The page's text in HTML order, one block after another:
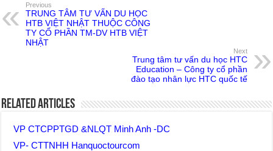
Previous
TRUNG TÂM TƯ VẤN DU HỌC
HTB VIỆT NHẬT THUỘC CÔNG
TY CỔ PHẦN TM-DV HTB VIỆT
NHẬT
Next
Trung tâm tư vấn du học HTC
Education – Công ty cổ phần
đào tạo nhân lực HTC quốc tế
Related Articles
VP CTCPPTGD &NLQT Minh Anh -DC
VP- CTTNHH Hanquoctourcom